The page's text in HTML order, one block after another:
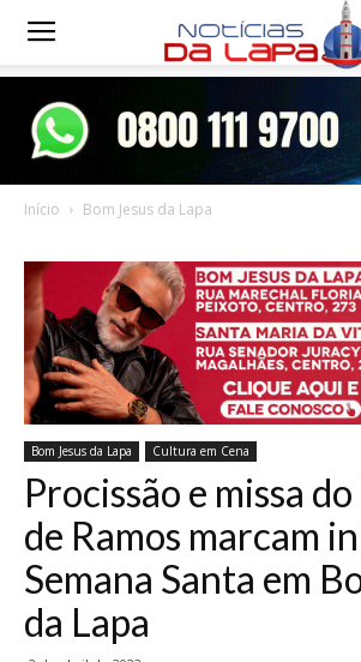
Notícias
Início Bom Jesus da Lapa
Bom Jesus da Lapa Cultura em Cena
Procissão e missa
de Ramos marcam
Semana Santa em
da Lapa